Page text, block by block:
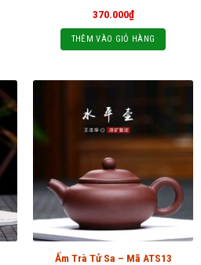
370.000₫
THÊM VÀO GIỎ HÀNG
Ấm Trà Tử Sa – Mã ATS13